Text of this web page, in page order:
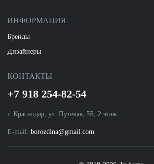
ИНФОРМАЦИЯ
Бренды
Дизайнеры
КОНТАКТЫ
+7 918 254-82-54
г. Краснодар, ул. Путевая, 5Б, 2 этаж
E-mail: borozdina@gmail.com